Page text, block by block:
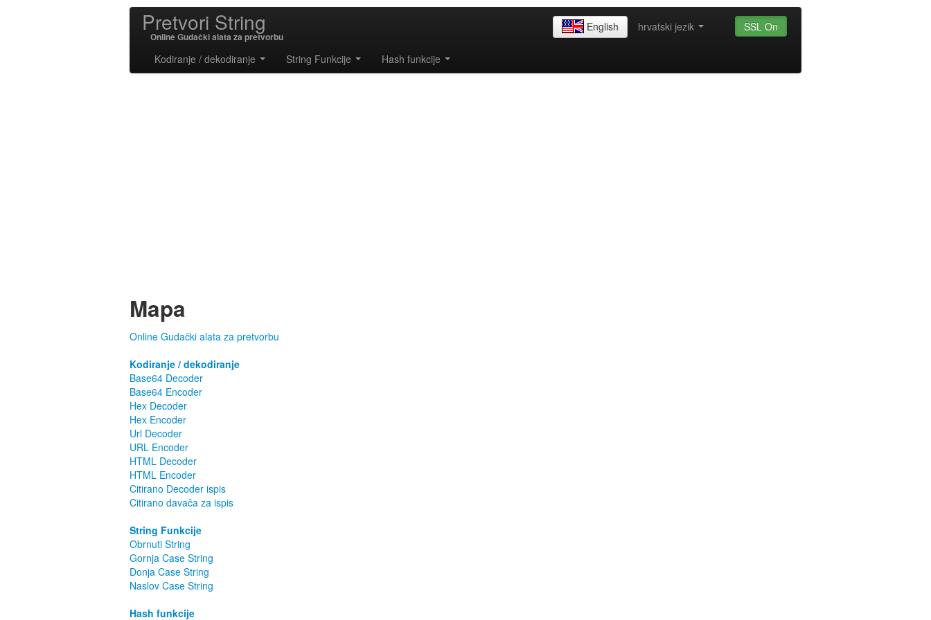
Pretvori String
Online Gudački alata za pretvorbu
English hrvatski jezik SSL On
Kodiranje / dekodiranje String Funkcije Hash funkcije
Mapa
Online Gudački alata za pretvorbu
Kodiranje / dekodiranje
Base64 Decoder
Base64 Encoder
Hex Decoder
Hex Encoder
Url Decoder
URL Encoder
HTML Decoder
HTML Encoder
Citirano Decoder ispis
Citirano davača za ispis
String Funkcije
Obrnuti String
Gornja Case String
Donja Case String
Naslov Case String
Hash funkcije